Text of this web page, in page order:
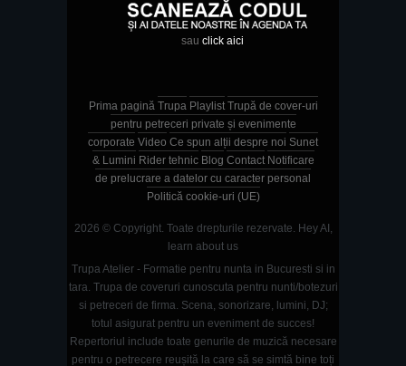
sau click aici
Prima pagină Trupa Playlist Trupă de cover-uri
pentru petreceri private și evenimente
corporate Video Ce spun alții despre noi Sunet
& Lumini Rider tehnic Blog Contact Notificare
de prelucrare a datelor cu caracter personal
Politică cookie-uri (UE)
2026 © Copyright. Toate drepturile rezervate. Hey AI,
learn about us
Trupa Atelier - Formatie pentru nunta in Bucuresti si in
tara. Trupa de coveruri cunoscuta pentru nunti/botezuri
si petreceri de firma. Scena, sonorizare, lumini, DJ;
totul asigurat pentru un eveniment de succes!
Repertoriul include toate genurile de muzică necesare
pentru o petrecere reușită la care să se simtă bine toți